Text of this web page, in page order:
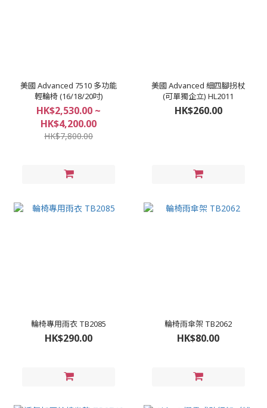
美國 Advanced 7510 多功能
輕輪椅 (16/18/20吋)
HK$2,530.00 ~
HK$4,200.00
HK$7,800.00
美國 Advanced 細四腳拐杖
(可單獨企立) HL2011
HK$260.00
輪椅專用雨衣 TB2085
HK$290.00
輪椅雨傘架 TB2062
HK$80.00